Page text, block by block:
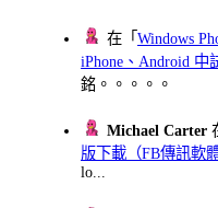
在「Windows
iPhone、Android 中
銘。。。。。
Michael Carter
版下載（FB傳訊軟體
lo...